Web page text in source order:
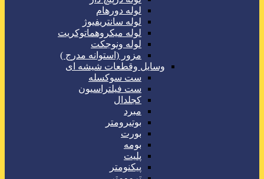
لوله دورهام
لوله سانتریفیوژ
لوله میکروهماتوکریت
لوله ونوجکت
مزور (استوانه مدرج )
وسایل وقطعات شیشه ای
ست سوکسله
ست فیلتراسیون
کجلدال
مبرد
بوتیرومتر
بورت
بومه
پلیت
پیکنومتر